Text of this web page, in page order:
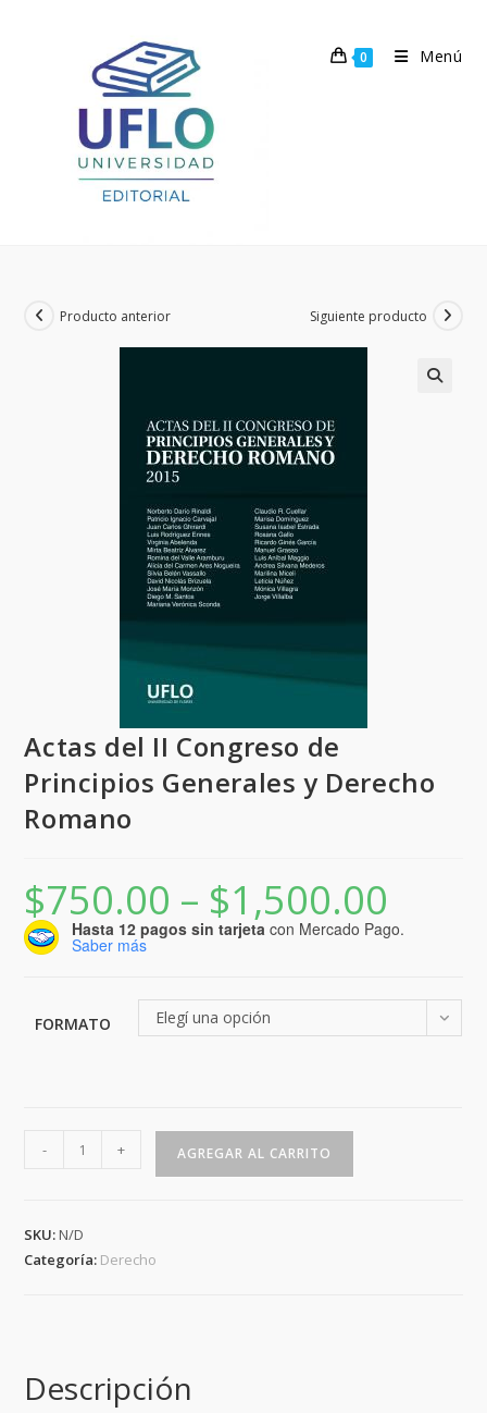
0 Menú
Producto anterior Siguiente producto
Actas del II Congreso de
Principios Generales y Derecho
Romano
$750.00 – $1,500.00
desde
Hasta 12 pagos sin tarjeta con Mercado Pago.
Saber más
FORMATO Elegí una opción
de
Romano
- + AGREGAR AL CARRITO
SKU:N/D
Categoría: Derecho
Descripción